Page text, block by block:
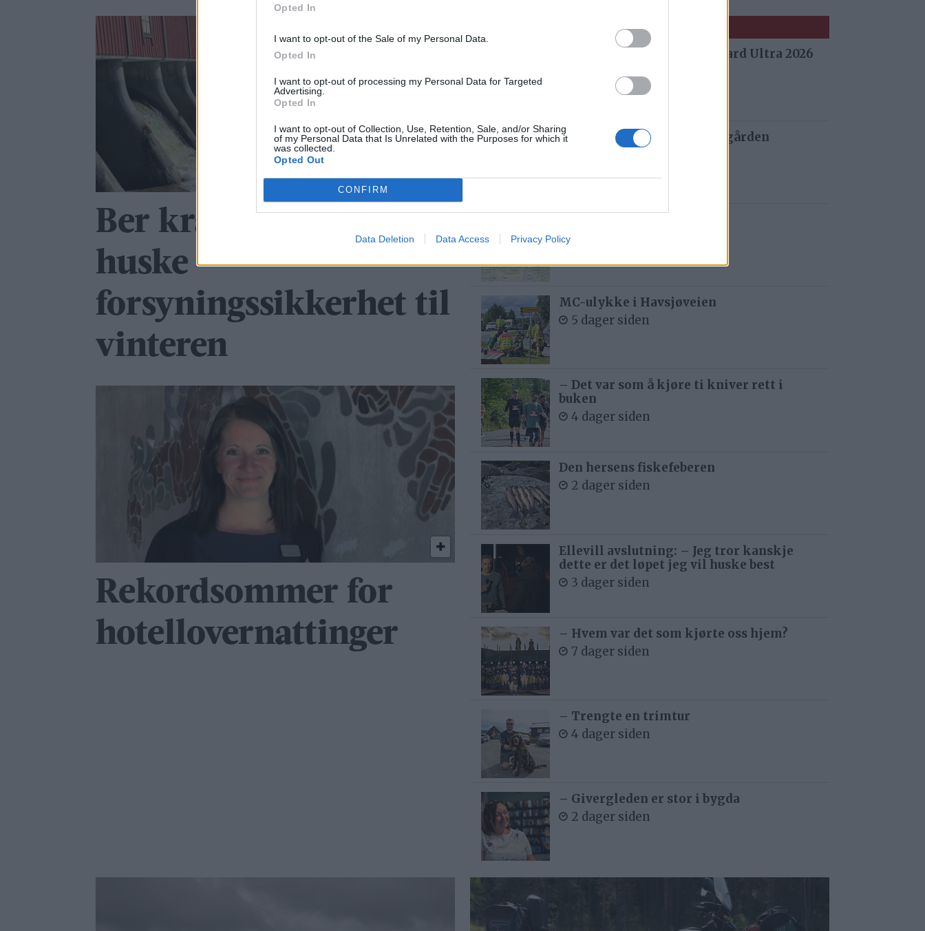
Opted In
I want to opt-out of the Sale of my Personal Data.
Opted In
I want to opt-out of processing my Personal Data for Targeted
Advertising.
Opted In
I want to opt-out of Collection, Use, Retention, Sale, and/or Sharing
of my Personal Data that Is Unrelated with the Purposes for which it
was collected.
Opted Out
CONFIRM
Data Deletion Data Access Privacy Policy
Ber kraftselskapene
huske
forsyningssikkerhet til
vinteren
Rekordsommer for
hotellovernattinger
Se opptak fra Stuggu Backyard Ultra 2026
Med spett og tau redder de gården
MC-ulykke i Havsjøveien
5 dager siden
– Det var som å kjøre ti kniver rett i
buken
4 dager siden
Den hersens fiskefeberen
2 dager siden
Ellevill avslutning: – Jeg tror kanskje
dette er det løpet jeg vil huske best
3 dager siden
– Hvem var det som kjørte oss hjem?
7 dager siden
– Trengte en trimtur
4 dager siden
– Givergleden er stor i bygda
2 dager siden